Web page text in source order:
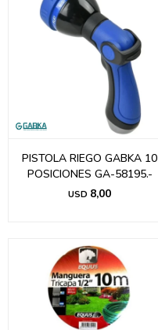
PISTOLA RIEGO GABKA 10
POSICIONES GA-58195.-
USD 8,00